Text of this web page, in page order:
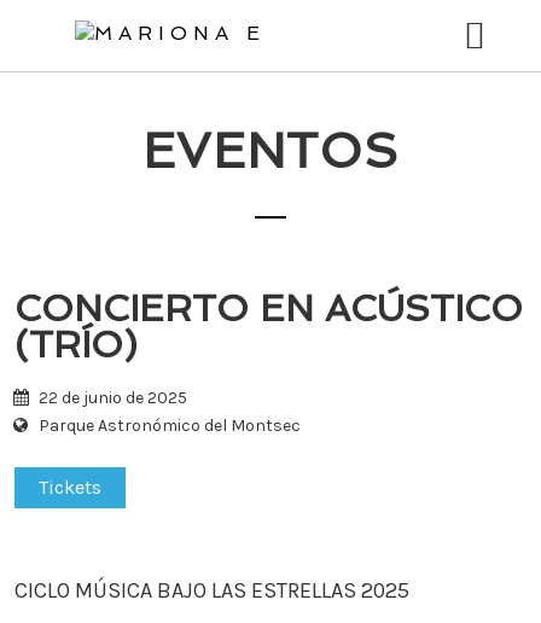
compte
BIO
VÍDEOS
EVENTOS
CONCIERTO EN ACÚSTICO
(TRÍO)
22 de junio de 2025
Parque Astronómico del Montsec
Tickets
CICLO MÚSICA BAJO LAS ESTRELLAS 2025